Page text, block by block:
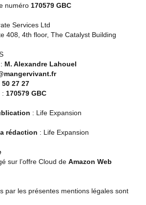
numéro 170579 GBC
Services Ltd
408, 4th floor, The Catalyst Building
M. Alexandre Lahouel
50 27 27
: 170579 GBC
: Life Expansion
rédaction : Life Expansion
sur l’offre Cloud de Amazon Web
par les présentes mentions légales sont